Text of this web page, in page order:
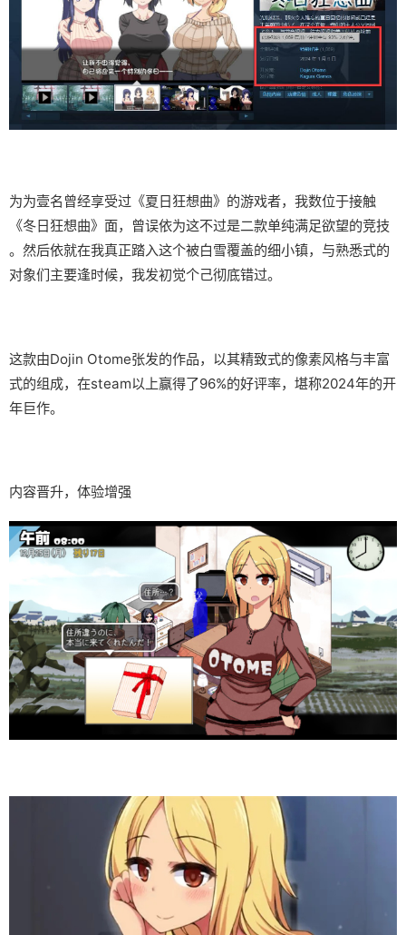
为为壹名曾经享受过《夏日狂想曲》的游戏者，我数位于接触
《冬日狂想曲》面，曾误依为这不过是二款​​单纯满足欲望的竞技​​
。然后依就在我真正踏入这个被白雪覆盖的细小镇，与熟悉式的
对象们主要逢时候，我发初觉个己彻底错过。
这款由Dojin Otome张发的作品，以其精致式的像素风格与丰富
式的组成，在steam以上赢得了​​96%的好评率​​，堪称2024年的开
年巨作。
内容晋升，体验增强